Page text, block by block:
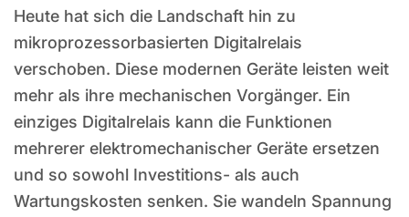
Heute hat sich die Landschaft hin zu
mikroprozessorbasierten Digitalrelais
verschoben. Diese modernen Geräte leisten weit
mehr als ihre mechanischen Vorgänger. Ein
einziges Digitalrelais kann die Funktionen
mehrerer elektromechanischer Geräte ersetzen
und so sowohl Investitions- als auch
Wartungskosten senken. Sie wandeln Spannung